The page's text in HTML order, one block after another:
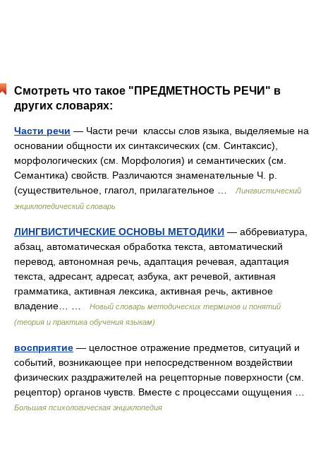
Смотреть что такое "ПРЕДМЕТНОСТЬ РЕЧИ" в
других словарях:
Части речи — Части речи классы слов языка, выделяемые на
основании общности их синтаксических (см. Синтаксис),
морфологических (см. Морфология) и семантических (см.
Семантика) свойств. Различаются знаменательные Ч. р.
(существительное, глагол, прилагательное …
Лингвистический
энциклопедический словарь
ЛИНГВИСТИЧЕСКИЕ ОСНОВЫ МЕТОДИКИ — аббревиатура,
абзац, автоматическая обработка текста, автоматический
перевод, автономная речь, адаптация речевая, адаптация
текста, адресант, адресат, азбука, акт речевой, активная
грамматика, активная лексика, активная речь, активное
владение… …
Новый словарь методических терминов и понятий
(теория и практика обучения языкам)
восприятие — целостное отражение предметов, ситуаций и
событий, возникающее при непосредственном воздействии
физических раздражителей на рецепторные поверхности (см.
рецептор) органов чувств. Вместе с процессами ощущения …
Большая психологическая энциклопедия